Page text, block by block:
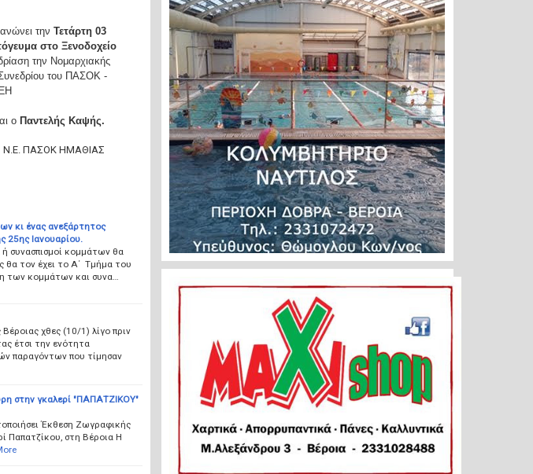
την Τετάρτη 03
στο Ξενοδοχείο
την Νομαρχιακής
του ΠΑΣΟΚ -
ο Παντελής Καψής.
ΗΜΑΘΙΑΣ
κι ένας ανεξάρτητος
25ης Ιανουαρίου.
συνασπισμοί κομμάτων θα
θα τον έχει το Α΄ Τμήμα του
των κομμάτων και συνα…
χθες (10/1) λίγο πριν
έτσι την ενότητα
παραγόντων που τίμησαν
στην γκαλερί "ΠΑΠΑΤΖΙΚΟΥ"
Έκθεση Ζωγραφικής
Παπατζίκου, στη Βέροια Η